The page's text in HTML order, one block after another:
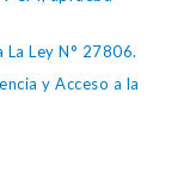
Ley N° 27806.
y Acceso a la